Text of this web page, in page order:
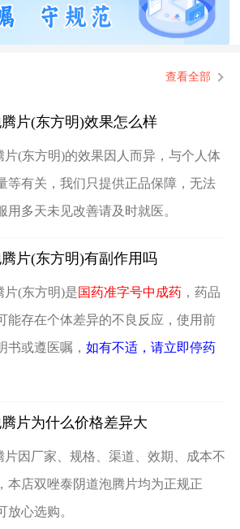
查看全部
片(东方明)效果怎么样
片(东方明)的效果因人而异，与个人体
等有关，我们只提供正品保障，无法
用多天未见改善请及时就医。
片(东方明)有副作用吗
片(东方明)是国药准字号中成药，药品
能存在个体差异的不良反应，使用前
书或遵医嘱， 如有不适，请立即停药
片为什么价格差异大
片因厂家、规格、渠道、效期、成本不
本店双唑泰阴道泡腾片均为正规正
放心选购。